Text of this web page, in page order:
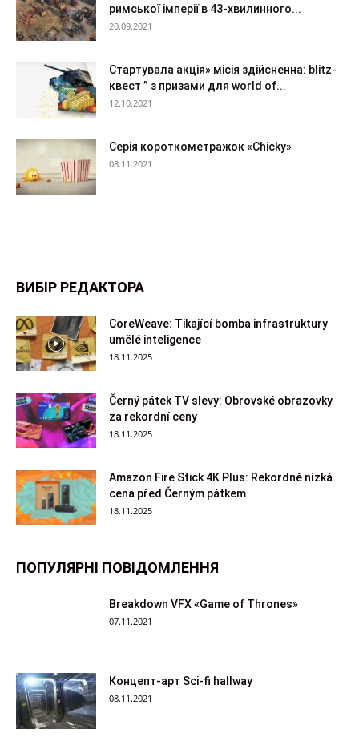
римської імперії в 43-хвилинного...
20.09.2021
Стартувала акція» місія здійсненна: blitz-
квест ” з призами для world of...
12.10.2021
Серія короткометражок «Chicky»
08.11.2021
ВИБІР РЕДАКТОРА
CoreWeave: Tikající bomba infrastruktury
umělé inteligence
18.11.2025
Černý pátek TV slevy: Obrovské obrazovky
za rekordní ceny
18.11.2025
Amazon Fire Stick 4K Plus: Rekordně nízká
cena před Černým pátkem
18.11.2025
ПОПУЛЯРНІ ПОВІДОМЛЕННЯ
Breakdown VFX «Game of Thrones»
07.11.2021
Концепт-арт Sci-fi hallway
08.11.2021